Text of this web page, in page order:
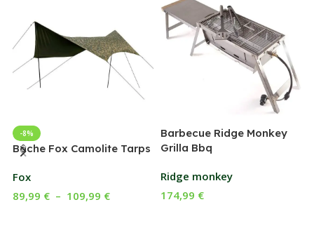
-8%
Bâche Fox Camolite Tarps
Fox
89,99 € – 109,99 €
Barbecue Ridge Monkey
Grilla Bbq
Ridge monkey
174,99 €